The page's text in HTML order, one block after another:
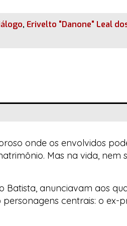
, Erivelto "Danone" Leal
onde os envolvidos
Mas na vida, nem
Batista, anunciavam aos
centrais: o ex-